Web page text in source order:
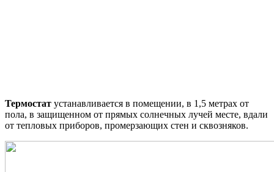
Термостат устанавливается в помещении, в 1,5 метрах от
пола, в защищенном от прямых солнечных лучей месте, вдали
от тепловых приборов, промерзающих стен и сквозняков.